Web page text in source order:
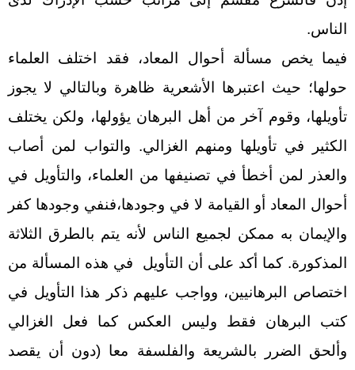
الناس.
فيما يخص مسألة أحوال المعاد، فقد اختلف العلماء
حولها؛ حيث اعتبرها الأشعرية ظاهرة وبالتالي لا يجوز
تأويلها، وقوم آخر من أهل البرهان يؤولها، ولكن يختلف
الكثير في تأويلها ومنهم الغزالي. والتواب لمن أصاب
والعذر لمن أخطأ في تصنيفها من العلماء، والتأويل في
أحوال المعاد أو القيامة لا في وجودها،فنفي وجودها كفر
والإيمان به ممكن لجميع الناس لأنه يتم بالطرق الثلاثة
المذكورة. كما أكد على أن التأويل في هذه المسألة من
اختصاص البرهانيين، وواجب عليهم ذكر هذا التأويل في
كتب البرهان فقط وليس العكس كما فعل الغزالي
وألحق الضرر بالشريعة والفلسفة معا (دون أن يقصد